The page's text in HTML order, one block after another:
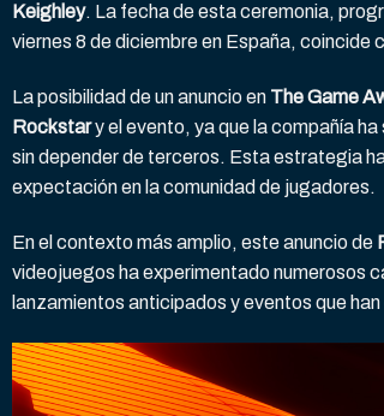
Keighley. La fecha de esta ceremonia,
viernes 8 de diciembre en España, coincide
La posibilidad de un anuncio en The Game
Rockstary el evento, ya que la compañía
sin depender de terceros. Esta estrategia
expectación en la comunidad de jugadores.
En el contexto más amplio, este anuncio de
videojuegos ha experimentado numerosos
lanzamientos anticipados y eventos que